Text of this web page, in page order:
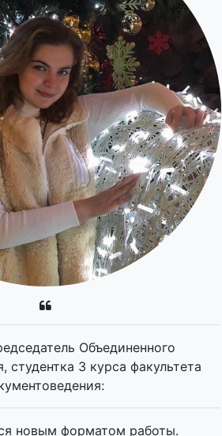
Объединенного
3 курса факультета
новым форматом работы.